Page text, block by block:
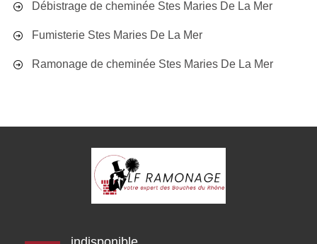
Débistrage de cheminée Stes Maries De La Mer
Fumisterie Stes Maries De La Mer
Ramonage de cheminée Stes Maries De La Mer